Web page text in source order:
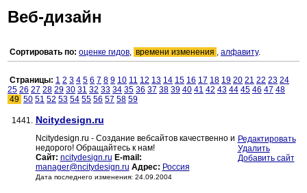
Веб-дизайн
Сортировать по: оценке гидов, времени изменения , алфавиту.
Страницы: 1 2 3 4 5 6 7 8 9 10 11 12 13 14 15 16 17 18 19 20 21 22 23 24
25 26 27 28 29 30 31 32 33 34 35 36 37 38 39 40 41 42 43 44 45 46 47 48
49 50 51 52 53 54 55 56 57 58 59
1441. Ncitydesign.ru
Ncitydesign.ru - Создание вебсайтов качественно и
недорого! Обращайтесь к нам!
Сайт: ncitydesign.ru E-mail:
manager@ncitydesign.ru Адрес: Россия
Дата последнего изменения: 24.09.2004
Редактировать
Удалить
Добавить сайт